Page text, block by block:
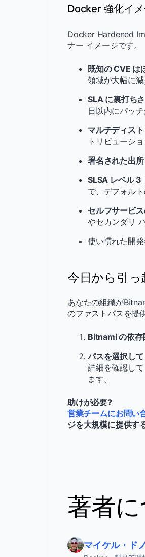
Docker 強化イ
Docker Hardened
ナー イメージです。
既知の CVE は
領域が大幅に減
SLA に裏打ち
日以内にパッ
マルチディス
トリビューシ
署名された出
SLSA レベル 3
で、デフォル
セルフサービ
やセカンダリ
使い慣れた開
今日から引っ
あなたの組織が
のファストパスを提
Bitnami の依存
パスを選択し
詳細を確認し
ます。
助けが必要?
営業チームにお問い
ジを大規模に提供す
著者
マイケル・ド